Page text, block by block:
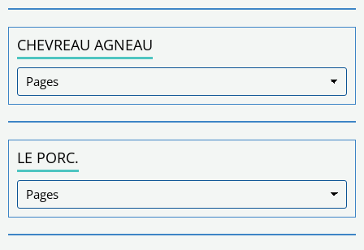
CHEVREAU AGNEAU
LE PORC.